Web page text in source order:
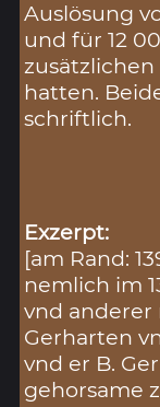
Auslösung
und für 12
hatten.
schriftlich.
Exzerpt:
[am Rand:
nemlich im
vnd
Gerharten
vnd er B.
gehorsame